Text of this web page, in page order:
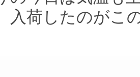
入荷したのがこ